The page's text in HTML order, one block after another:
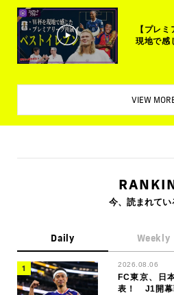
【プレミ
現地で感
VIEW
今、読まれてい
Daily Weekly
2026.08.06
FC東京、日
表！ J1開幕